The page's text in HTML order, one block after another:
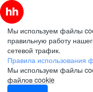
Мы используем файлы
правильную работу
сетевой трафик.
Правила использования
Мы используем файлы
файлов cookie